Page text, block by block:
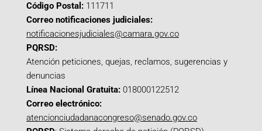
Código Postal: 111711
Correo notificaciones judiciales:
notificacionesjudiciales@camara.gov.co
PQRSD:
Atención peticiones, quejas, reclamos, sugerencias y
denuncias
Línea Nacional Gratuita: 018000122512
Correo electrónico:
atencionciudadanacongreso@senado.gov.co